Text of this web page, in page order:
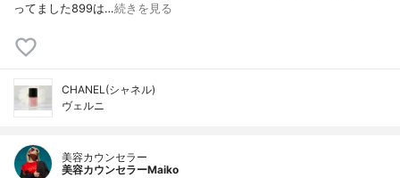
ってました899は…続きを見る
CHANEL(シャネル)
ヴェルニ
美容カウンセラー
美容カウンセラーMaiko